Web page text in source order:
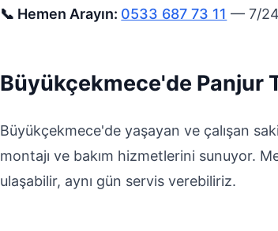
📞 Hemen Arayın: 0533 687 73 11 — 7/24
Büyükçekmece'de Panjur
Büyükçekmece'de yaşayan ve çalışan
montajı ve bakım hizmetlerini sunuyor.
ulaşabilir, aynı gün servis verebiliriz.